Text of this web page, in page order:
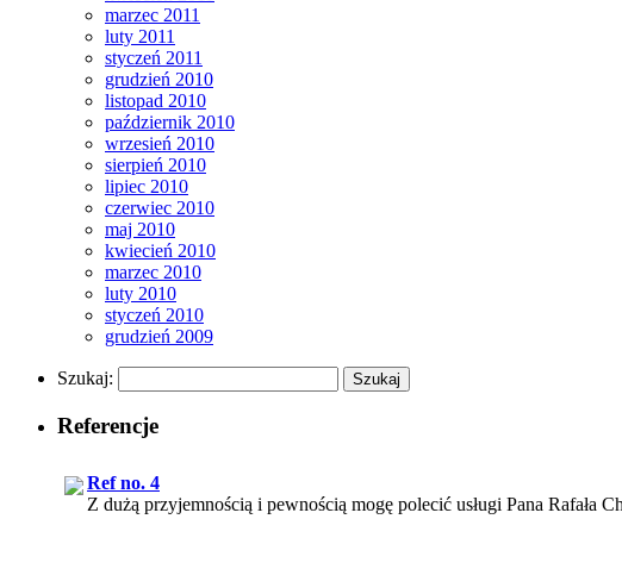
marzec 2011
luty 2011
styczeń 2011
grudzień 2010
listopad 2010
październik 2010
wrzesień 2010
sierpień 2010
lipiec 2010
czerwiec 2010
maj 2010
kwiecień 2010
marzec 2010
luty 2010
styczeń 2010
grudzień 2009
Szukaj:
Referencje
Ref no. 4
Z dużą przyjemnością i pewnością mogę polecić usługi Pana Rafała